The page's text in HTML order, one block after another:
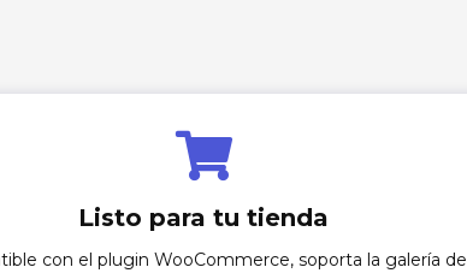
Listo para tu tienda
con el plugin WooCommerce, soporta la galería de